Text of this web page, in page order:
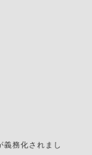
務化されまし